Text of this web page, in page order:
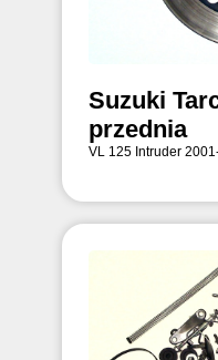
Suzuki
przednia
VL 125 Intruder